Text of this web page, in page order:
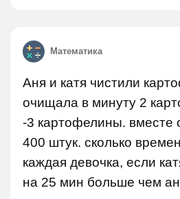
Математика
Аня и катя чистили
очищала в минуту 2
-3 картофелины. вместе
400 штук. сколько
каждая девочка, если
на 25 мин больше чем